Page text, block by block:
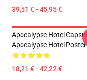
39,51 € - 45,95 €
Apocalypse Hotel
Apocalypse Hotel Poster
18,21 € - 42,22 €